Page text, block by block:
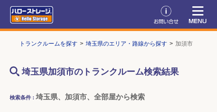
トランクルームを探す 埼玉県のエリア・路線から探す 加須市
埼玉県加須市のトランクルーム検索結果
検索条件 : 埼玉県、加須市、全部屋から検索